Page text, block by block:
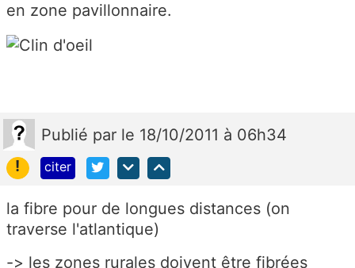
en zone pavillonnaire.
Publié par le 18/10/2011 à 06h34
!
citer
la fibre pour de longues distances (on
traverse l'atlantique)
-> les zones rurales doivent être fibrées